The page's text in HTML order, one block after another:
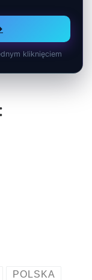
kliknięciem
POLSKA